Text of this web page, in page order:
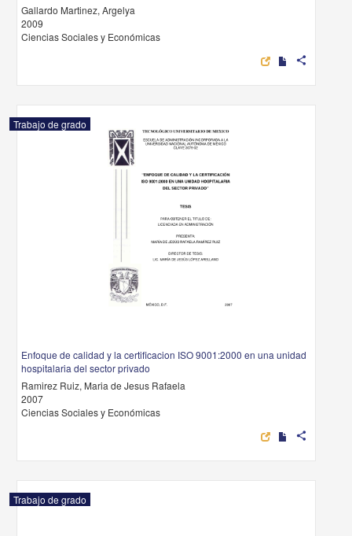
Gallardo Martinez, Argelya
2009
Ciencias Sociales y Económicas
share
Trabajo de grado
Enfoque de calidad y la certificacion ISO 9001:2000 en una unidad
hospitalaria del sector privado
Ramirez Ruiz, Maria de Jesus Rafaela
2007
Ciencias Sociales y Económicas
share
Trabajo de grado